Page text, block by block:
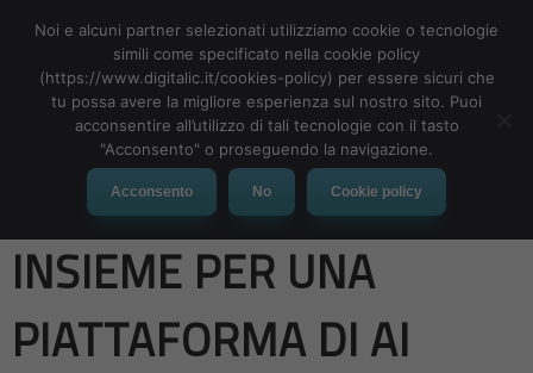
MENU
WIIT E IL GRUPPO E
INSIEME PER UNA
PIATTAFORMA DI AI
Noi e alcuni partner selezionati utilizziamo cookie o tecnologie
simili come specificato nella cookie policy
(https://www.digitalic.it/cookies-policy) per essere sicuri che
tu possa avere la migliore esperienza sul nostro sito. Puoi
acconsentire all’utilizzo di tali tecnologie con il tasto
"Acconsento" o proseguendo la navigazione.
Acconsento No Cookie policy